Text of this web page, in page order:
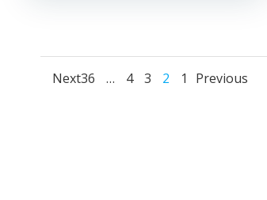
Posts
Previous
Posts
Page1
Page
2
Page
3
Page
4
…
Page
36
Posts
Next